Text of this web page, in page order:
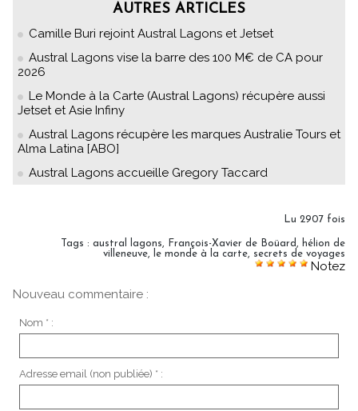
AUTRES ARTICLES
Camille Buri rejoint Austral Lagons et Jetset
Austral Lagons vise la barre des 100 M€ de CA pour
2026
Le Monde à la Carte (Austral Lagons) récupère aussi
Jetset et Asie Infiny
Austral Lagons récupère les marques Australie Tours et
Alma Latina [ABO]
Austral Lagons accueille Gregory Taccard
Lu 2907 fois
Tags : austral lagons, François-Xavier de Boüard, hélion de
villeneuve, le monde à la carte, secrets de voyages
Notez
Nouveau commentaire :
Nom * :
Adresse email (non publiée) * :